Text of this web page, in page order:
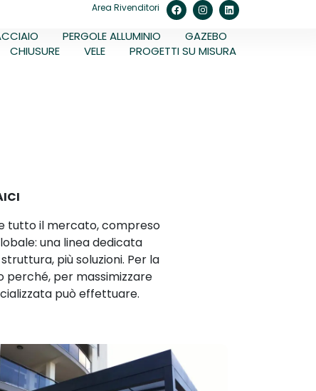
Area Rivenditori
PERGOLE ALLUMINIO
GAZEBO
CHIUSURE
VELE PROGETTI SU MISURA
tutto il mercato, compreso
una linea dedicata
più soluzioni. Per la
perché, per massimizzare
può effettuare.